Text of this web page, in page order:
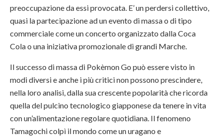
preoccupazione da essi provocata. E’ un perdersi collettivo,
quasi la partecipazione ad un evento di massa o di tipo
commerciale come un concerto organizzato dalla Coca
Cola o una iniziativa promozionale di grandi Marche.
Il successo di massa di Pokèmon Go può essere visto in
modi diversi e anche i più critici non possono prescindere,
nella loro analisi, dalla sua crescente popolarità che ricorda
quella del pulcino tecnologico giapponese da tenere in vita
con un’alimentazione regolare quotidiana. Il fenomeno
Tamagochi colpì il mondo come un uragano e